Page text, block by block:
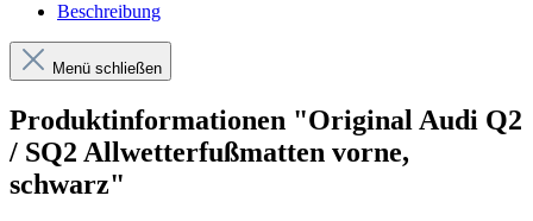
Beschreibung
Menü schließen
Produktinformationen "Original Audi Q2
/ SQ2 Allwetterfußmatten vorne,
schwarz"